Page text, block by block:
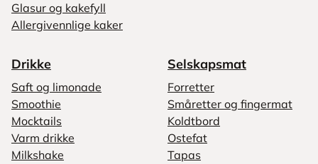
Glasur og kakefyll
Allergivennlige kaker
Drikke
Saft og limonade
Smoothie
Mocktails
Varm drikke
Milkshake
Selskapsmat
Forretter
Småretter og fingermat
Koldtbord
Ostefat
Tapas